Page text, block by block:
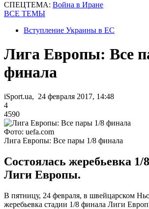
СПЕЦТЕМА: Война в Иране
ВСЕ ТЕМЫ
Вступление Украины в ЕС
Лига Европы: Все
финала
iSport.ua, 24 февраля 2017, 14:48
4
4590
Фото: uefa.com
Лига Европы: Все пары 1/8 финала
Состоялась жеребьевка 1/
Лиги Европы.
В пятницу, 24 февраля, в швейцарском
жеребьевка стадии 1/8 финала Лиги